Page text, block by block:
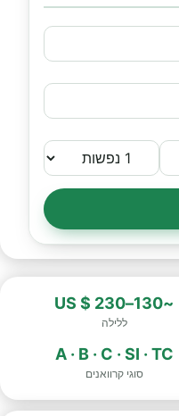
~130–230 $ US
ללילה
A · B · C · SI · TC
סוגי קרוואנים